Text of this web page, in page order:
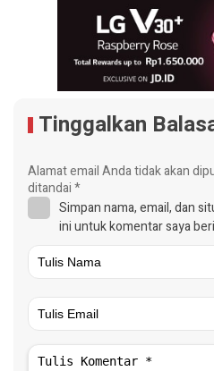
Tinggalkan
Alamat email Anda tidak akan
ditandai*
Simpan nama, email, dan
ini untuk komentar saya